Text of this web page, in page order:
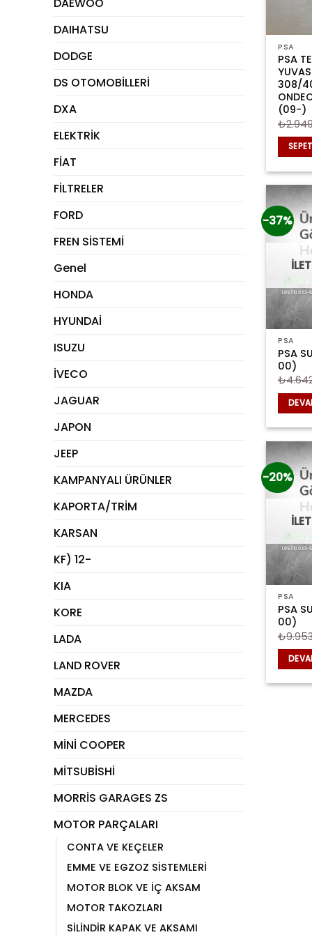
DAIHATSU
DODGE
DS OTOMOBİLLERİ
DXA
ELEKTRİK
FİAT
FİLTRELER
FORD
FREN SİSTEMİ
Genel
HONDA
HYUNDAİ
ISUZU
İVECO
JAGUAR
JAPON
JEEP
KAMPANYALI ÜRÜNLER
KAPORTA/TRİM
KARSAN
KF) 12-
KIA
KORE
LADA
LAND ROVER
MAZDA
MERCEDES
MİNİ COOPER
MİTSUBİSHİ
MORRİS GARAGES ZS
MOTOR PARÇALARI
CONTA VE KEÇELER
EMME VE EGZOZ SİSTEMLERİ
MOTOR BLOK VE İÇ AKSAM
MOTOR TAKOZLARI
SİLİNDİR KAPAK VE AKSAMI
PSA
PSA
308/
(09-)
₺
-37%
PSA
PSA
00)
₺
-20%
PSA
PSA
00)
₺